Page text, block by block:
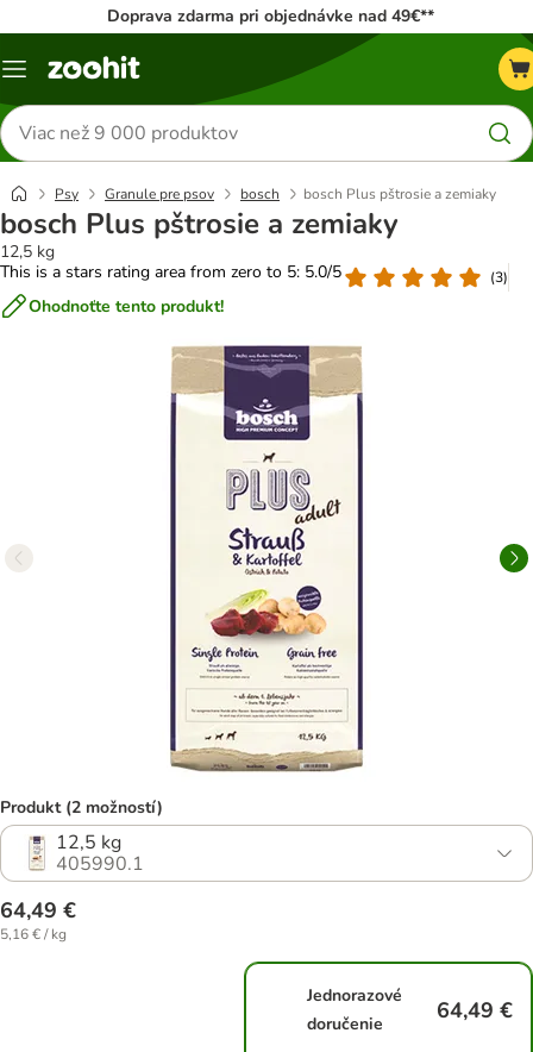
Doprava zdarma pri objednávke nad 49€**
Kategórie
Hľadať
produkty
Psy Granule pre psov bosch bosch Plus pštrosie a zemiaky
bosch Plus pštrosie a zemiaky
12,5 kg
This is a stars rating area from zero to 5: 5.0/5
(3)
Ohodnoťte tento produkt!
Produkt (2 možností)
12,5 kg
405990.1
64,49 €
5,16 € / kg
Jednorazové
doručenie
64,49 €